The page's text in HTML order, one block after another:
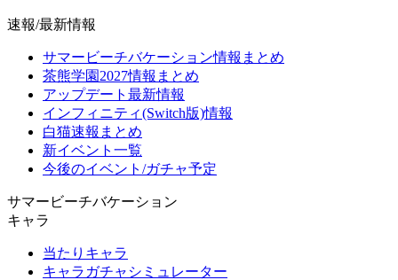
速報/最新情報
サマービーチバケーション情報まとめ
茶熊学園2027情報まとめ
アップデート最新情報
インフィニティ(Switch版)情報
白猫速報まとめ
新イベント一覧
今後のイベント/ガチャ予定
サマービーチバケーション
キャラ
当たりキャラ
キャラガチャシミュレーター